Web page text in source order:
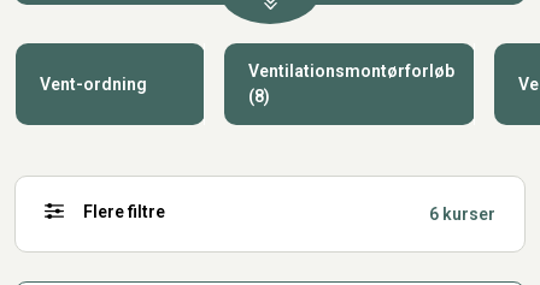
Vent-ordning
Ventilationsmontørforløb
(8)
Flere filtre 6 kurser